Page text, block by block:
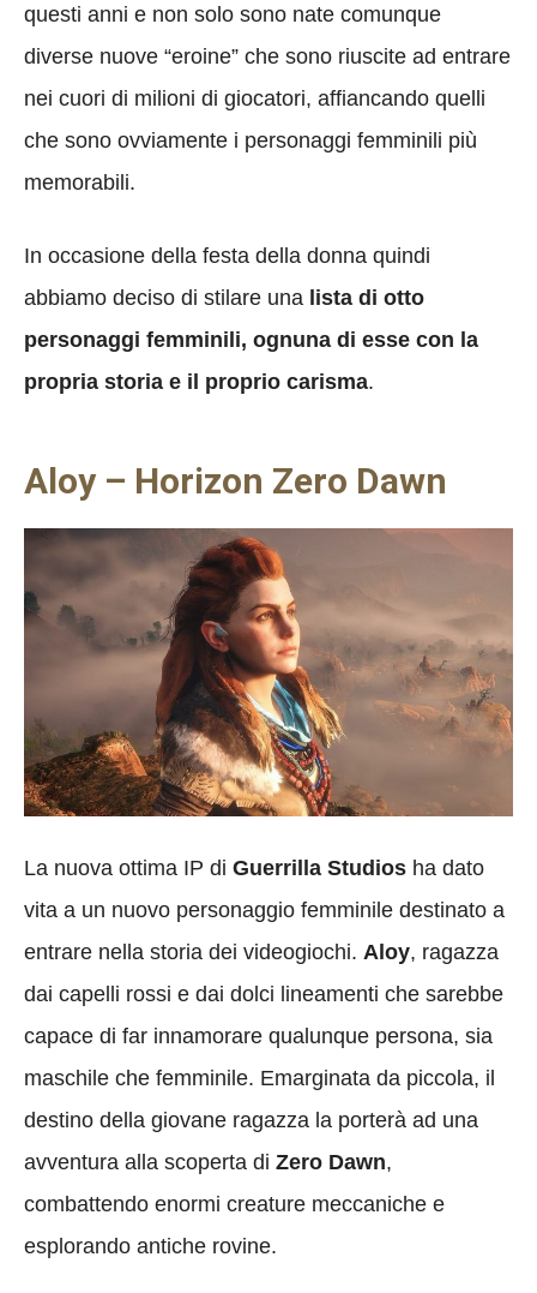
questi anni e non solo sono nate comunque
diverse nuove “eroine” che sono riuscite ad entrare
nei cuori di milioni di giocatori, affiancando quelli
che sono ovviamente i personaggi femminili più
memorabili.
In occasione della festa della donna quindi
abbiamo deciso di stilare una lista di otto
personaggi femminili, ognuna di esse con la
propria storia e il proprio carisma.
Aloy – Horizon Zero Dawn
La nuova ottima IP di Guerrilla Studios ha dato
vita a un nuovo personaggio femminile destinato a
entrare nella storia dei videogiochi. Aloy, ragazza
dai capelli rossi e dai dolci lineamenti che sarebbe
capace di far innamorare qualunque persona, sia
maschile che femminile. Emarginata da piccola, il
destino della giovane ragazza la porterà ad una
avventura alla scoperta di Zero Dawn,
combattendo enormi creature meccaniche e
esplorando antiche rovine.